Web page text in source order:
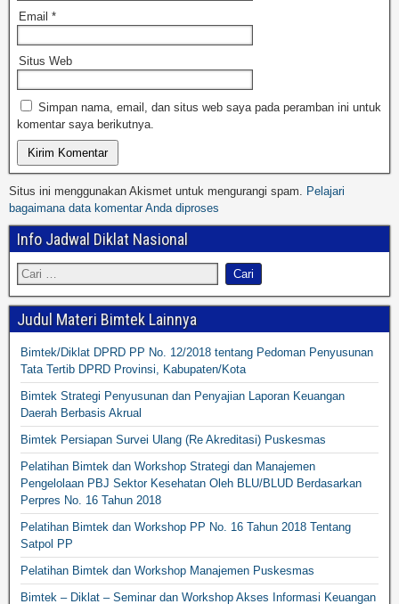
Email *
Situs Web
Simpan nama, email, dan situs web saya pada peramban ini untuk
komentar saya berikutnya.
Situs ini menggunakan Akismet untuk mengurangi spam. Pelajari
bagaimana data komentar Anda diproses
Info Jadwal Diklat Nasional
Judul Materi Bimtek Lainnya
Bimtek/Diklat DPRD PP No. 12/2018 tentang Pedoman Penyusunan
Tata Tertib DPRD Provinsi, Kabupaten/Kota
Bimtek Strategi Penyusunan dan Penyajian Laporan Keuangan
Daerah Berbasis Akrual
Bimtek Persiapan Survei Ulang (Re Akreditasi) Puskesmas
Pelatihan Bimtek dan Workshop Strategi dan Manajemen
Pengelolaan PBJ Sektor Kesehatan Oleh BLU/BLUD Berdasarkan
Perpres No. 16 Tahun 2018
Pelatihan Bimtek dan Workshop PP No. 16 Tahun 2018 Tentang
Satpol PP
Pelatihan Bimtek dan Workshop Manajemen Puskesmas
Bimtek – Diklat – Seminar dan Workshop Akses Informasi Keuangan